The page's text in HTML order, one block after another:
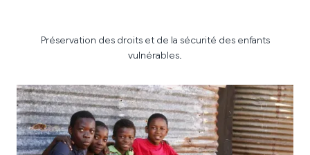
Préservation des droits et de la sécurité des enfants
vulnérables.